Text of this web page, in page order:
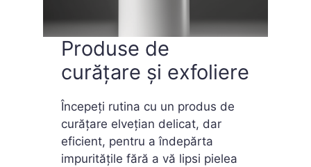
Produse de
curățare și exfoliere
Începeți rutina cu un produs de
curățare elvețian delicat, dar
eficient, pentru a îndepărta
impuritățile fără a vă lipsi pielea